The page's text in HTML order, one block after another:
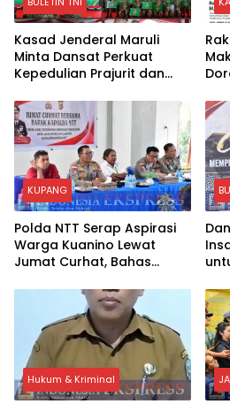
Kasad Jenderal Maruli
Minta Dansat Perkuat
Kepedulian Prajurit dan
Pemerintah
KUPANG
Polda NTT Serap Aspirasi
Warga Kuanino Lewat
Jumat Curhat, Bahas
Kejahatan Siber
Hukum & Kriminal